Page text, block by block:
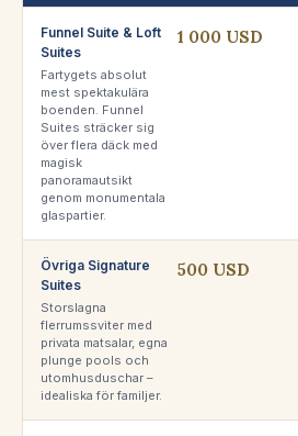
Funnel Suite & Loft
Suites
Fartygets absolut
mest spektakulära
boenden. Funnel
Suites sträcker sig
över flera däck med
magisk
panoramautsikt
genom monumentala
glaspartier.
1 000 USD
Övriga Signature
Suites
Storslagna
flerrumssviter med
privata matsalar, egna
plunge pools och
utomhusduschar –
idealiska för familjer.
500 USD